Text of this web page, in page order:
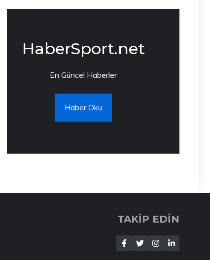
HaberSport.net
En Güncel Haberler
Haber Oku
TAKİP EDİN